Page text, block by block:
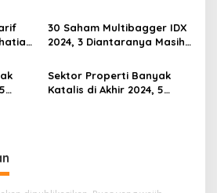
Multibagger?
30 Saham Multibagger IDX
2024, 3 Diantaranya Masih
Sektor Properti Banyak
Katalis di Akhir 2024, 5